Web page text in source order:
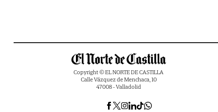
Copyright © EL NORTE DE CASTILLA
Calle Vázquez de Menchaca, 10
47008 - Valladolid